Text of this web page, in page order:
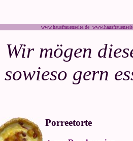
www.hausfrauenseite.de
Wir mögen
sowieso gern
Porreetorte